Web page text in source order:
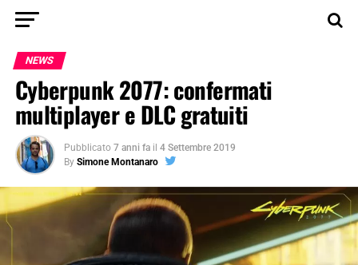
NEWS
Cyberpunk 2077: confermati
multiplayer e DLC gratuiti
Pubblicato 7 anni fa il 4 Settembre 2019
By Simone Montanaro